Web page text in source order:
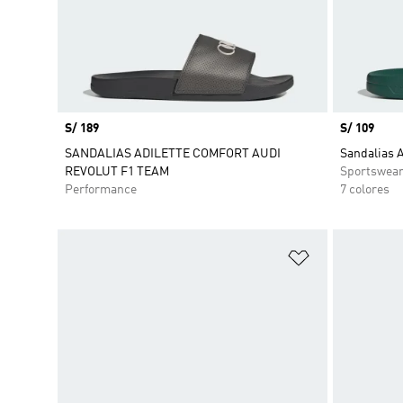
Precio
S/ 189
SANDALIAS ADILETTE COMFORT AUDI
REVOLUT F1 TEAM
Performance
Precio
S/ 109
Sandalias
Sportswear
7 colores